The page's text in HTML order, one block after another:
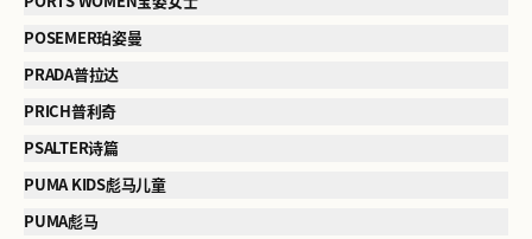
POSEMER珀姿曼
PRADA普拉达
PRICH普利奇
PSALTER诗篇
PUMA KIDS彪马儿童
PUMA彪马